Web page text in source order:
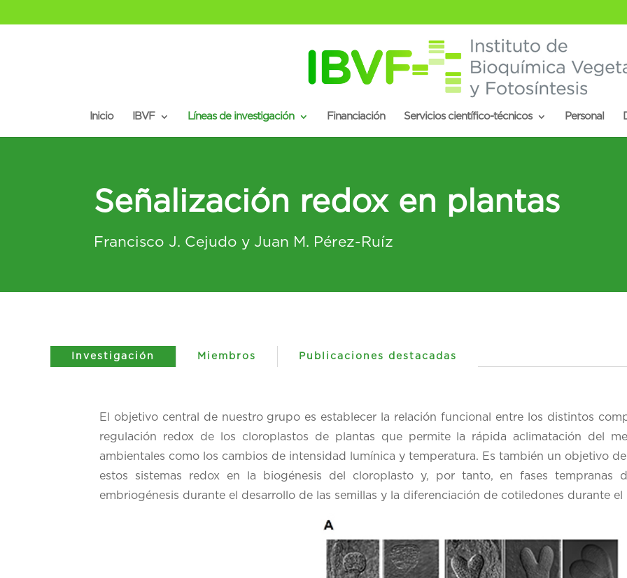
Inicio IBVF Líneas de investigación Financiación Servicios científico-técnicos Personal
Señalización redox en plantas
Francisco J. Cejudo y Juan M. Pérez-Ruíz
Investigación Miembros Publicaciones destacadas
El objetivo central de nuestro grupo es establecer la relación funcional entre los distintos
regulación redox de los cloroplastos de plantas que permite la rápida aclimatación del
ambientales como los cambios de intensidad lumínica y temperatura. Es también un objetivo
estos sistemas redox en la biogénesis del cloroplasto y, por tanto, en fases tempranas
embriogénesis durante el desarrollo de las semillas y la diferenciación de cotiledones durante